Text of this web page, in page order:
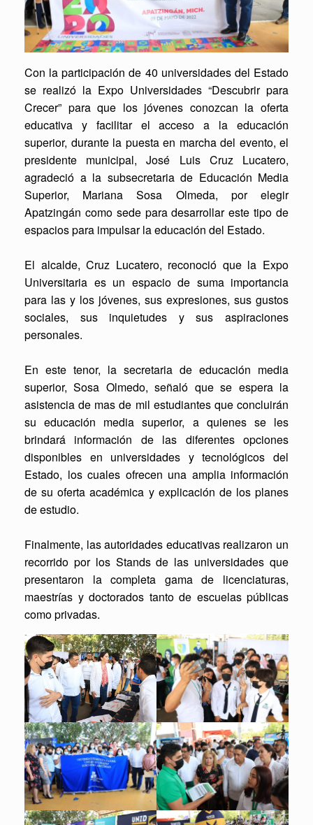
Con la participación de 40 universidades del Estado
se realizó la Expo Universidades “Descubrir para
Crecer” para que los jóvenes conozcan la oferta
educativa y facilitar el acceso a la educación
superior, durante la puesta en marcha del evento, el
presidente municipal, José Luis Cruz Lucatero,
agradeció a la subsecretaria de Educación Media
Superior, Mariana Sosa Olmeda, por elegir
Apatzingán como sede para desarrollar este tipo de
espacios para impulsar la educación del Estado.
El alcalde, Cruz Lucatero, reconoció que la Expo
Universitaria es un espacio de suma importancia
para las y los jóvenes, sus expresiones, sus gustos
sociales, sus inquietudes y sus aspiraciones
personales.
En este tenor, la secretaria de educación media
superior, Sosa Olmedo, señaló que se espera la
asistencia de mas de mil estudiantes que concluirán
su educación media superior, a quienes se les
brindará información de las diferentes opciones
disponibles en universidades y tecnológicos del
Estado, los cuales ofrecen una amplia información
de su oferta académica y explicación de los planes
de estudio.
Finalmente, las autoridades educativas realizaron un
recorrido por los Stands de las universidades que
presentaron la completa gama de licenciaturas,
maestrías y doctorados tanto de escuelas públicas
como privadas.